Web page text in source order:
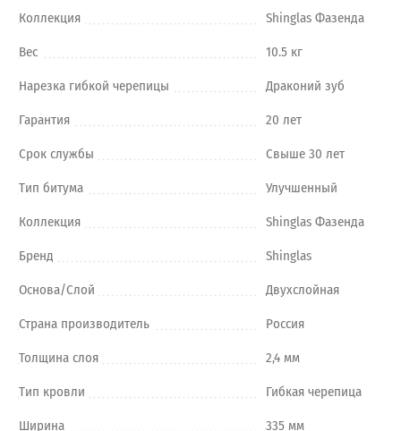
Коллекция Shinglas Фазенда
Вес 10.5 кг
Нарезка гибкой черепицы Драконий зуб
Гарантия 20 лет
Срок службы Свыше 30 лет
Тип битума Улучшенный
Коллекция Shinglas Фазенда
Бренд Shinglas
Основа/Слой Двухслойная
Страна производитель Россия
Толщина слоя 2,4 мм
Тип кровли Гибкая черепица
Ширина 335 мм